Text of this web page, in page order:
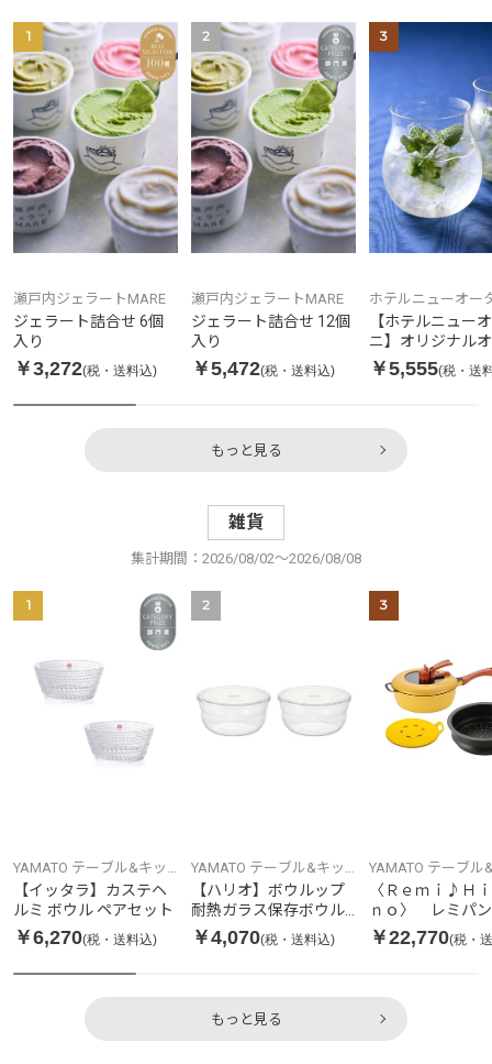
1
瀬戸内ジェラートMARE
ジェラート詰合せ 6個
入り
￥3,272(税・送料込)
2
瀬戸内ジェラートMARE
ジェラート詰合せ 12個
入り
￥5,472(税・送料込)
3
ホテルニューオー
京
【ホテルニュー
ニ】オリジナル
ニックフレッシ
ブティー 24本入
￥5,555(税・送
もっと見る
雑貨
集計期間：2026/08/02～2026/08/08
1
YAMATO テーブル&キッ
チン
【イッタラ】カステヘ
ルミ ボウル ペアセット
￥6,270(税・送料込)
2
YAMATO テーブル&キッ
チン
【ハリオ】ボウルップ
耐熱ガラス保存ボウル
1200 2個セット
￥4,070(税・送料込)
3
YAMATO テーブル
チン
〈Ｒｅｍｉ♪Ｈ
ｎｏ〉 レミパ
エロー ３点セ
￥22,770(税・
もっと見る